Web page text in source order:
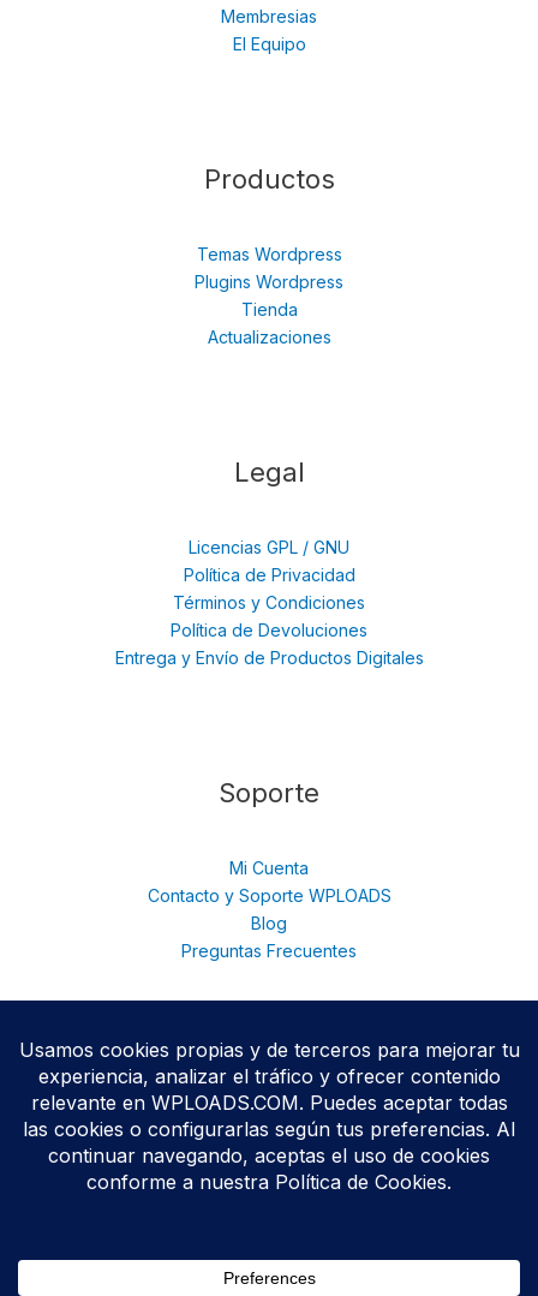
Membresias
El Equipo
Productos
Temas Wordpress
Plugins Wordpress
Tienda
Actualizaciones
Legal
Licencias GPL / GNU
Política de Privacidad
Términos y Condiciones
Política de Devoluciones
Entrega y Envío de Productos Digitales
Soporte
Mi Cuenta
Contacto y Soporte WPLOADS
Blog
Preguntas Frecuentes
© 2026 WPloads | Descarga Plugins y Temas Premium para
WPLOADS no está afiliado ni respaldado por terceros